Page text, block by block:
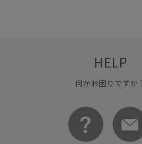
HELP
何かお困りですか